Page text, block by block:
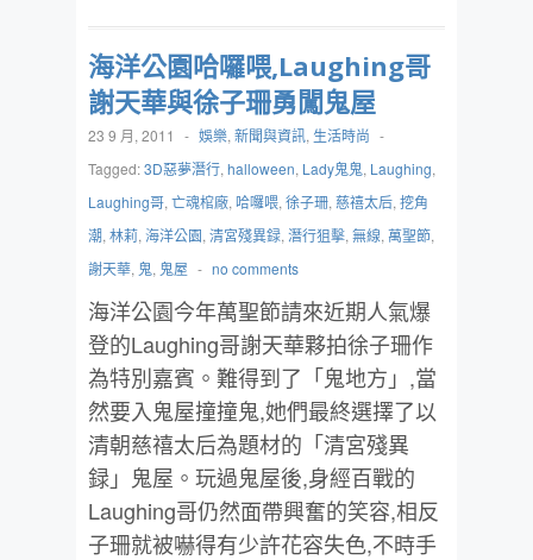
海洋公園哈囉喂,Laughing哥
謝天華與徐子珊勇闖鬼屋
23 9 月, 2011 - 娛樂, 新聞與資訊, 生活時尚 -
Tagged:3D惡夢潛行, halloween, Lady鬼鬼, Laughing,
Laughing哥, 亡魂棺廠, 哈囉喂, 徐子珊, 慈禧太后, 挖角
潮, 林莉, 海洋公園, 清宮殘異録, 潛行狙擊, 無線, 萬聖節,
謝天華, 鬼, 鬼屋 - no comments
海洋公園今年萬聖節請來近期人氣爆
登的Laughing哥謝天華夥拍徐子珊作
為特別嘉賓。難得到了「鬼地方」,當
然要入鬼屋撞撞鬼,她們最終選擇了以
清朝慈禧太后為題材的「清宮殘異
録」鬼屋。玩過鬼屋後,身經百戰的
Laughing哥仍然面帶興奮的笑容,相反
子珊就被嚇得有少許花容失色,不時手